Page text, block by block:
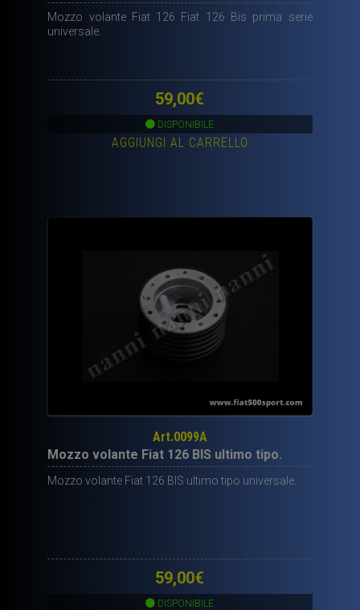
Mozzo volante Fiat 126 Fiat 126 Bis prima serie
universale.
59,00€
DISPONIBILE
AGGIUNGI AL CARRELLO
Art.0099A
Mozzo volante Fiat 126 BIS ultimo tipo.
Mozzo volante Fiat 126 BIS ultimo tipo universale.
59,00€
DISPONIBILE